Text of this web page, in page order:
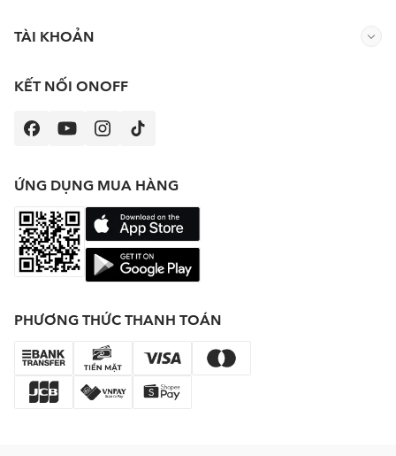
TÀI KHOẢN
KẾT NỐI ONOFF
ỨNG DỤNG MUA HÀNG
PHƯƠNG THỨC THANH TOÁN